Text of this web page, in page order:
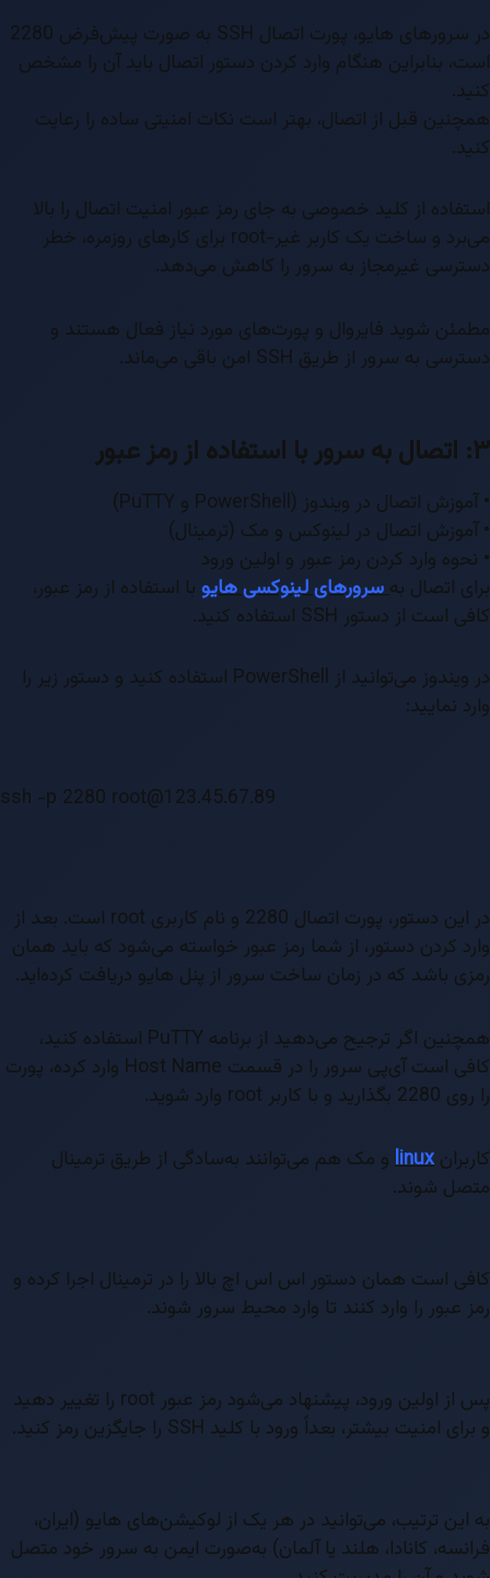
در سرورهای هایو، پورت اتصال SSH به صورت پیش‌فرض 2280
است، بنابراین هنگام وارد کردن دستور اتصال باید آن را مشخص
کنید.
همچنین قبل از اتصال، بهتر است نکات امنیتی ساده را رعایت
کنید.
استفاده از کلید خصوصی به جای رمز عبور امنیت اتصال را بالا
می‌برد و ساخت یک کاربر غیر-root برای کارهای روزمره، خطر
دسترسی غیرمجاز به سرور را کاهش می‌دهد.
مطمئن شوید فایروال و پورت‌های مورد نیاز فعال هستند و
دسترسی به سرور از طریق SSH امن باقی می‌ماند.
۳: اتصال به سرور با استفاده از رمز عبور
• آموزش اتصال در ویندوز (PowerShell و PuTTY)
• آموزش اتصال در لینوکس و مک (ترمینال)
• نحوه وارد کردن رمز عبور و اولین ورود
برای اتصال بهسرورهای لینوکسی هایو با استفاده از رمز عبور،
کافی است از دستور SSH استفاده کنید.
در ویندوز می‌توانید از PowerShell استفاده کنید و دستور زیر را
وارد نمایید:
ssh -p 2280 root@123.45.67.89
در این دستور، پورت اتصال 2280 و نام کاربری root است. بعد از
وارد کردن دستور، از شما رمز عبور خواسته می‌شود که باید همان
رمزی باشد که در زمان ساخت سرور از پنل هایو دریافت کرده‌اید.
همچنین اگر ترجیح می‌دهید از برنامه PuTTY استفاده کنید،
کافی است آی‌پی سرور را در قسمت Host Name وارد کرده، پورت
را روی 2280 بگذارید و با کاربر root وارد شوید.
کاربران linux و مک هم می‌توانند به‌سادگی از طریق ترمینال
متصل شوند.
کافی است همان دستور اس اس اچ بالا را در ترمینال اجرا کرده و
رمز عبور را وارد کنند تا وارد محیط سرور شوند.
پس از اولین ورود، پیشنهاد می‌شود رمز عبور root را تغییر دهید
و برای امنیت بیشتر، بعداً ورود با کلید SSH را جایگزین رمز کنید.
به این ترتیب، می‌توانید در هر یک از لوکیشن‌های هایو (ایران،
فرانسه، کانادا، هلند یا آلمان) به‌صورت ایمن به سرور خود متصل